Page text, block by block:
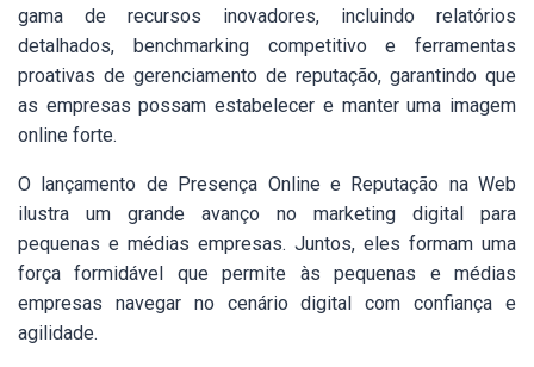
gama de recursos inovadores, incluindo relatórios
detalhados, benchmarking competitivo e ferramentas
proativas de gerenciamento de reputação, garantindo que
as empresas possam estabelecer e manter uma imagem
online forte.
O lançamento de Presença Online e Reputação na Web
ilustra um grande avanço no marketing digital para
pequenas e médias empresas. Juntos, eles formam uma
força formidável que permite às pequenas e médias
empresas navegar no cenário digital com confiança e
agilidade.